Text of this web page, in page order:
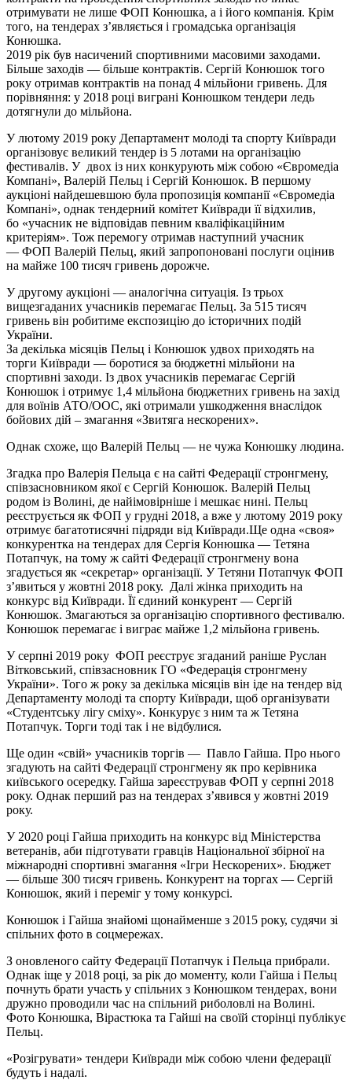
отримувати не лише ФОП Конюшка, а і його компанія. Крім
того, на тендерах з’являється і громадська організація
Конюшка.
2019 рік був насичений спортивними масовими заходами.
Більше заходів — більше контрактів. Сергій Конюшок того
року отримав контрактів на понад 4 мільйони гривень. Для
порівняння: у 2018 році виграні Конюшком тендери ледь
дотягнули до мільйона.
У лютому 2019 року Департамент молоді та спорту Київради
організовує великий тендер із 5 лотами на організацію
фестивалів. У двох із них конкурують між собою «Євромедіа
Компані», Валерій Пельц і Сергій Конюшок. В першому
аукціоні найдешевшою була пропозиція компанії «Євромедіа
Компані», однак тендерний комітет Київради її відхилив,
бо «учасник не відповідав певним кваліфікаційним
критеріям». Тож перемогу отримав наступний учасник
— ФОП Валерій Пельц, який запропоновані послуги оцінив
на майже 100 тисяч гривень дорожче.
У другому аукціоні — аналогічна ситуація. Із трьох
вищезгаданих учасників перемагає Пельц. За 515 тисяч
гривень він робитиме експозицію до історичних подій
України.
За декілька місяців Пельц і Конюшок удвох приходять на
торги Київради — боротися за бюджетні мільйони на
спортивні заходи. Із двох учасників перемагає Сергій
Конюшок і отримує 1,4 мільйона бюджетних гривень на захід
для воїнів АТО/ООС, які отримали ушкодження внаслідок
бойових дій – змагання «Звитяга нескорених».
Однак схоже, що Валерій Пельц — не чужа Конюшку людина.
Згадка про Валерія Пельца є на сайті Федерації стронгмену,
співзасновником якої є Сергій Конюшок. Валерій Пельц
родом із Волині, де найімовірніше і мешкає нині. Пельц
реєструється як ФОП у грудні 2018, а вже у лютому 2019 року
отримує багатотисячні підряди від Київради.Ще одна «своя»
конкурентка на тендерах для Сергія Конюшка — Тетяна
Потапчук, на тому ж сайті Федерації стронгмену вона
згадується як «секретар» організації. У Тетяни Потапчук ФОП
з’явиться у жовтні 2018 року. Далі жінка приходить на
конкурс від Київради. Її єдиний конкурент — Сергій
Конюшок. Змагаються за організацію спортивного фестивалю.
Конюшок перемагає і виграє майже 1,2 мільйона гривень.
У серпні 2019 року ФОП реєструє згаданий раніше Руслан
Вітковський, співзасновник ГО «Федерація стронгмену
України». Того ж року за декілька місяців він іде на тендер від
Департаменту молоді та спорту Київради, щоб організувати
«Студентську лігу сміху». Конкурує з ним та ж Тетяна
Потапчук. Торги тоді так і не відбулися.
Ще один «свій» учасників торгів — Павло Гайша. Про нього
згадують на сайті Федерації стронгмену як про керівника
київського осередку. Гайша зареєстрував ФОП у серпні 2018
року. Однак перший раз на тендерах з’явився у жовтні 2019
року.
У 2020 році Гайша приходить на конкурс від Міністерства
ветеранів, аби підготувати гравців Національної збірної на
міжнародні спортивні змагання «Ігри Нескорених». Бюджет
— більше 300 тисяч гривень. Конкурент на торгах — Сергій
Конюшок, який і переміг у тому конкурсі.
Конюшок і Гайша знайомі щонайменше з 2015 року, судячи зі
спільних фото в соцмережах.
З оновленого сайту Федерації Потапчук і Пельца прибрали.
Однак іще у 2018 році, за рік до моменту, коли Гайша і Пельц
почнуть брати участь у спільних з Конюшком тендерах, вони
дружно проводили час на спільний риболовлі на Волині.
Фото Конюшка, Вірастюка та Гайші на своїй сторінці публікує
Пельц.
«Розігрувати» тендери Київради між собою члени федерації
будуть і надалі.